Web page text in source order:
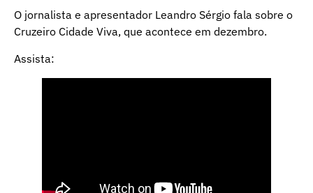
O jornalista e apresentador Leandro Sérgio fala sobre o
Cruzeiro Cidade Viva, que acontece em dezembro.
Assista: